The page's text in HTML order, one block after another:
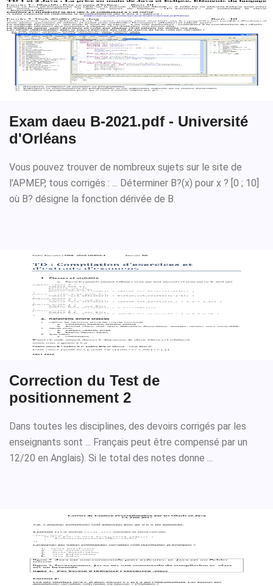
Exam daeu B-2021.pdf - Université
d'Orléans
Vous pouvez trouver de nombreux sujets sur le site de
l'APMEP, tous corrigés : ... Déterminer B?(x) pour x ? [0 ; 10]
où B? désigne la fonction dérivée de B.
Correction du Test de
positionnement 2
Dans toutes les disciplines, des devoirs corrigés par les
enseignants sont ... Français peut être compensé par un
12/20 en Anglais). Si le total des notes donne ...